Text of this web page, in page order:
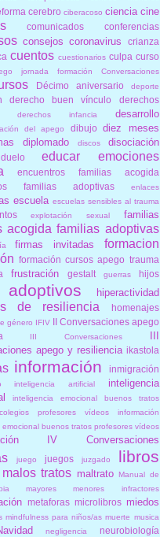
cerebro ciberacoso ciencia cine
comunicados conferencias
consejos coronavirus
crianza
cuentos cuestionarios culpa curso
jornada formación Conversaciones
Décimo aniversario deporte
derecho buen vínculo
derechos
derechos infancia desarrollo
del apego dibujo diez meses
diplomado discos
disociación
duelo educar
emociones
encuentros familias acogida
familias adoptivas
enlaces
escuela escuelas sensibles al trauma
explotación sexual familias
acogida familias adoptivas
firmas invitadas
formacion
formación cursos apego trauma
frustración gestalt guerras hijos
hiperactividad
de resiliencia homenajes
género IFIV II Conversaciones apego
III Conversaciones
III
apego y resiliencia ikastola
información inmigración
inteligencia artificial
inteligencia
inteligencia emocional buenos tratos
profesores vídeos información
emocional buenos tratos profesores vídeos
IV Conversaciones
juego juegos juzgado libros
malos tratos maltrato Manual de
mayores menores infractores
metaforas microlibros miedos
mindfulness para niños/as muerte musica
negligencia neurobiología